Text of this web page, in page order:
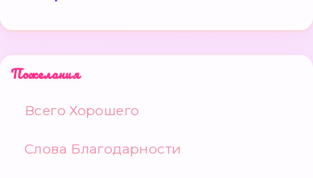
Пожелания
Всего Хорошего
Слова Благодарности